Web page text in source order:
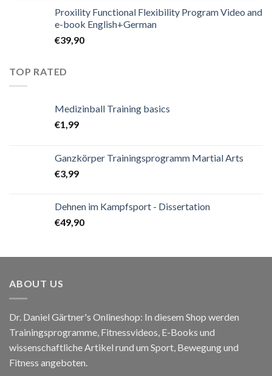
Proxility Functional Flexibility Program Video and
e-book English+German
€39,90
TOP RATED
Medizinball Training basics
€1,99
Ganzkörper Trainingsprogramm Martial Arts
€3,99
Dehnen im Kampfsport - Dissertation
€49,90
ABOUT US
Dr. Daniel Gärtner's Onlineshop: In diesem Shop werden
Trainingsprogramme, Fitnessvideos, E-Books und
wissenschaftliche Artikel rund um Sport, Bewegung und
Fitness angeboten.